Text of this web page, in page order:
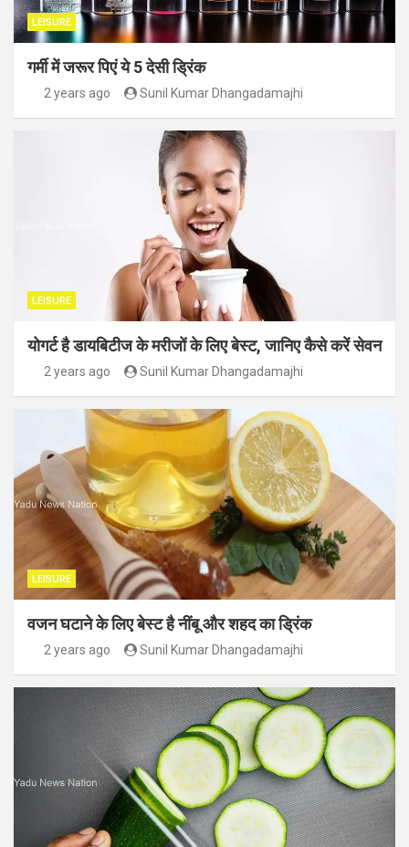
LEISURE
गर्मी में जरूर पिएं ये 5 देसी ड्रिंक
2 years ago Sunil Kumar Dhangadamajhi
LEISURE
योगर्ट है डायबिटीज के मरीजों के लिए बेस्ट, जानिए कैसे करें सेवन
2 years ago Sunil Kumar Dhangadamajhi
LEISURE
वजन घटाने के लिए बेस्ट है नींबू और शहद का ड्रिंक
2 years ago Sunil Kumar Dhangadamajhi